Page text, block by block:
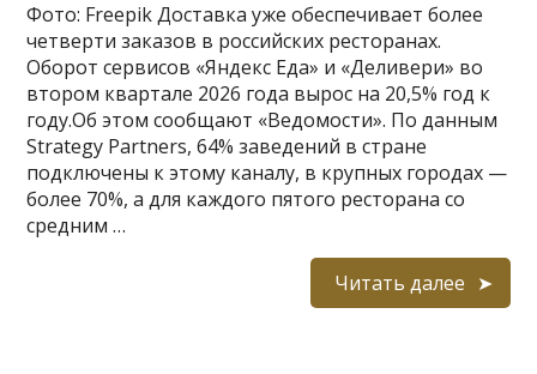
Фото: Freepik Доставка уже обеспечивает более
четверти заказов в российских ресторанах.
Оборот сервисов «Яндекс Еда» и «Деливери» во
втором квартале 2026 года вырос на 20,5% год к
году.Об этом сообщают «Ведомости». По данным
Strategy Partners, 64% заведений в стране
подключены к этому каналу, в крупных городах —
более 70%, а для каждого пятого ресторана со
средним …
Читать далее